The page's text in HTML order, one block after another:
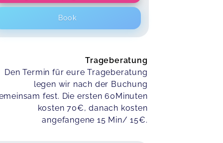
Book
Trageberatung
Den Termin für eure Trageberatung
legen wir nach der Buchung
fest. Die ersten 60Minuten
kosten 70€, danach kosten
angefangene 15 Min/ 15€.